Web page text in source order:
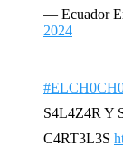
— Ecuador
2024
S4L4Z4R Y
C4RT3L3S